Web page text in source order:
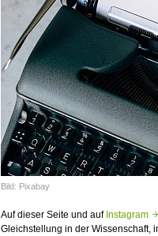
Bild: Pixabay
Auf dieser Seite und auf Instagram
Gleichstellung in der Wissenschaft,